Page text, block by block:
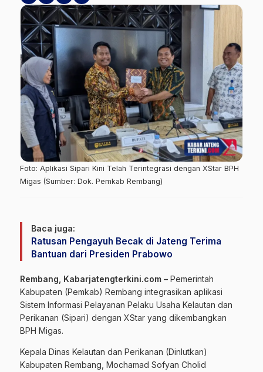
Foto: Aplikasi Sipari Kini Telah Terintegrasi dengan XStar BPH
Migas (Sumber: Dok. Pemkab Rembang)
Baca juga:
Ratusan Pengayuh Becak di Jateng Terima
Bantuan dari Presiden Prabowo
Rembang, Kabarjatengterkini.com – Pemerintah
Kabupaten (Pemkab) Rembang integrasikan aplikasi
Sistem Informasi Pelayanan Pelaku Usaha Kelautan dan
Perikanan (Sipari) dengan XStar yang dikembangkan
BPH Migas.
Kepala Dinas Kelautan dan Perikanan (Dinlutkan)
Kabupaten Rembang, Mochamad Sofyan Cholid